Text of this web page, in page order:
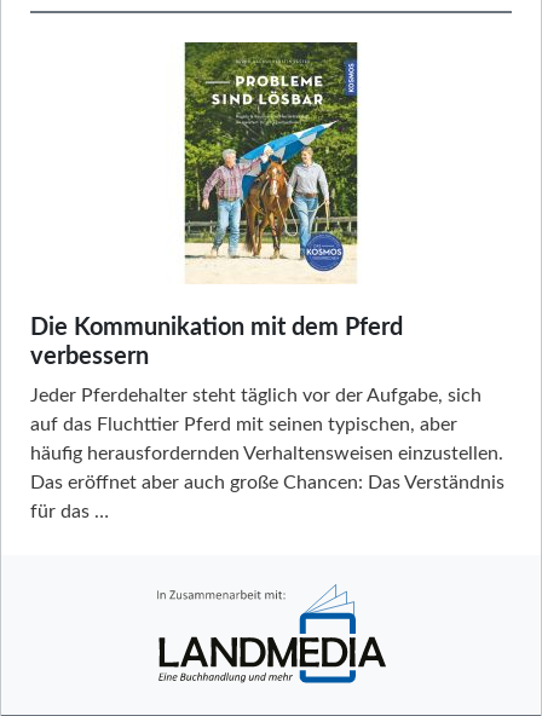
Die Kommunikation mit dem Pferd
verbessern
Jeder Pferdehalter steht täglich vor der Aufgabe, sich
auf das Fluchttier Pferd mit seinen typischen, aber
häufig herausfordernden Verhaltensweisen einzustellen.
Das eröffnet aber auch große Chancen: Das Verständnis
für das …